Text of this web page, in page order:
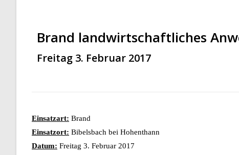
Brand landwirtschaftliches
Freitag 3. Februar 2017
Einsatzart: Brand
Einsatzort: Bibelsbach bei Hohenthann
Datum: Freitag 3. Februar 2017